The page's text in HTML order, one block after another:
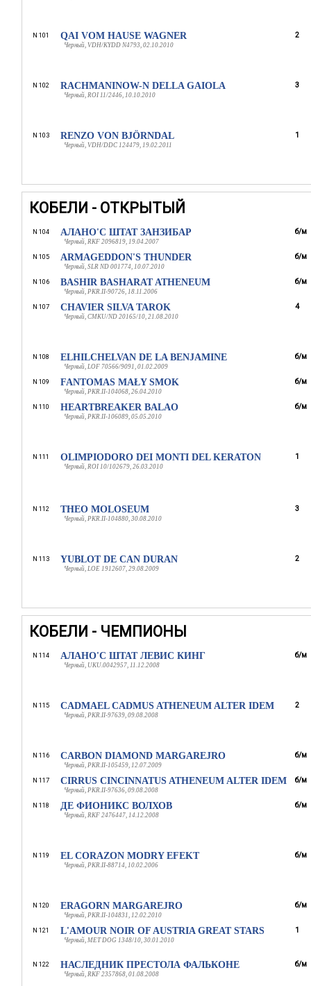
N 101 QAI VOM HAUSE WAGNER
Черный, VDH/KYDD N4793, 02.10.2010
2
N 102 RACHMANINOW-N DELLA GAIOLA
Черный, ROI 11/2446, 10.10.2010
3
N 103 RENZO VON BJÖRNDAL
Черный, VDH/DDC 124479, 19.02.2011
1
КОБЕЛИ - ОТКРЫТЫЙ
N 104 АЛАНО'С ШТАТ ЗАНЗИБАР
Черный, RKF 2096819, 19.04.2007
б/м
N 105 ARMAGEDDON'S THUNDER
Черный, SLR ND 001774, 10.07.2010
б/м
N 106 BASHIR BASHARAT ATHENEUM
Черный, PKR.II-90726, 18.11.2006
б/м
N 107 CHAVIER SILVA TAROK
Черный, CMKU/ND 20165/10, 21.08.2010
4
N 108 ELHILCHELVAN DE LA BENJAMINE
Черный, LOF 70566/9091, 01.02.2009
б/м
N 109 FANTOMAS MAŁY SMOK
Черный, PKR.II-104068, 26.04.2010
б/м
N 110 HEARTBREAKER BALAO
Черный, PKR.II-106089, 05.05.2010
б/м
N 111 OLIMPIODORO DEI MONTI DEL KERATON
Черный, ROI 10/102679, 26.03.2010
1
N 112 THEO MOLOSEUM
Черный, PKR.II-104880, 30.08.2010
3
N 113 YUBLOT DE CAN DURAN
Черный, LOE 1912607, 29.08.2009
2
КОБЕЛИ - ЧЕМПИОНЫ
N 114 АЛАНО'С ШТАТ ЛЕВИС КИНГ
Черный, UKU.0042957, 11.12.2008
б/м
N 115 CADMAEL CADMUS ATHENEUM ALTER IDEM
Черный, PKR.II-97639, 09.08.2008
2
N 116 CARBON DIAMOND MARGAREJRO
Черный, PKR.II-105459, 12.07.2009
б/м
N 117 CIRRUS CINCINNATUS ATHENEUM ALTER IDEM
Черный, PKR.II-97636, 09.08.2008
б/м
N 118 ДЕ ФИОНИКС ВОЛХОВ
Черный, RKF 2476447, 14.12.2008
б/м
N 119 EL CORAZON MODRY EFEKT
Черный, PKR.II-88714, 10.02.2006
б/м
N 120 ERAGORN MARGAREJRO
Черный, PKR.II-104831, 12.02.2010
б/м
N 121 L'AMOUR NOIR OF AUSTRIA GREAT STARS
Черный, MET DOG 1348/10, 30.01.2010
1
N 122 НАСЛЕДНИК ПРЕСТОЛА ФАЛЬКОНЕ
Черный, RKF 2357868, 01.08.2008
б/м